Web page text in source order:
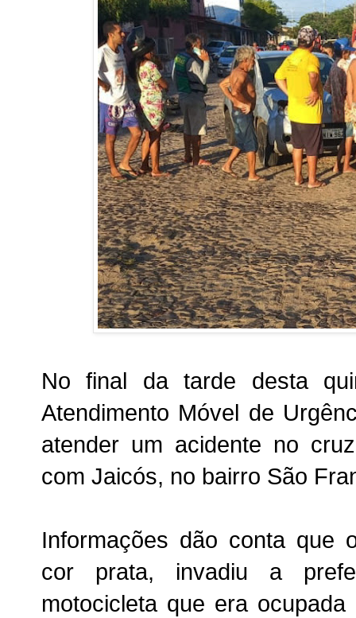
No final da tarde desta
Atendimento Móvel de
atender um acidente no
com Jaicós, no bairro São
Informações dão conta que
cor prata, invadiu a
motocicleta que era